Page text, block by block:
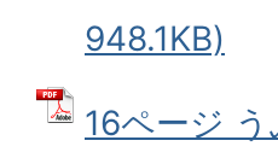
948.1KB)
16ページ